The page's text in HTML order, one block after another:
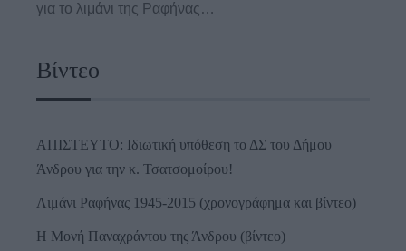
για το λιμάνι της Ραφήνας…
Βίντεο
ΑΠΙΣΤΕΥΤΟ: Ιδιωτική υπόθεση το ΔΣ του Δήμου
Άνδρου για την κ. Τσατσομοίρου!
Λιμάνι Ραφήνας 1945-2015 (χρονογράφημα και βίντεο)
Η Μονή Παναχράντου της Άνδρου (βίντεο)